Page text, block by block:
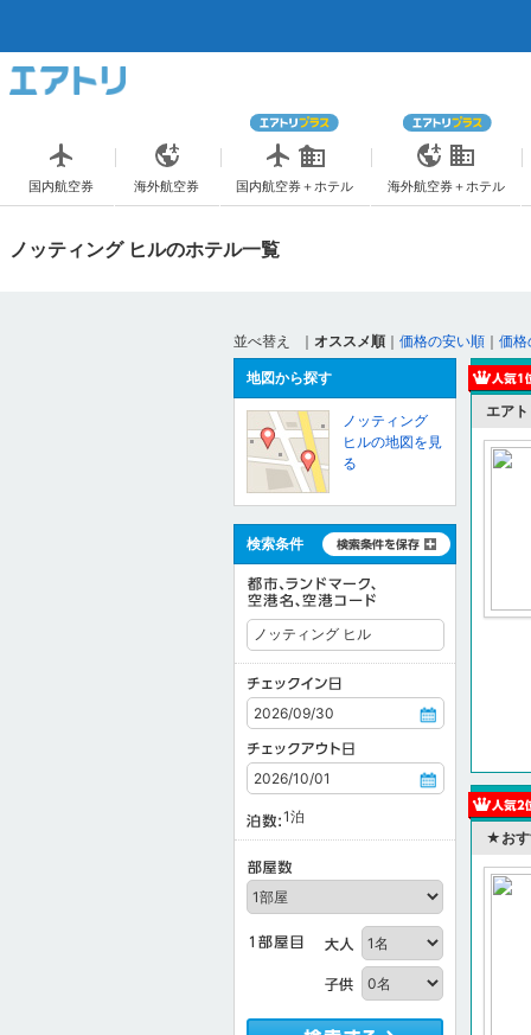
国内航空券 海外航空券 国内航空券＋ホテル 海外航空券＋ホテル
ノッティング ヒルのホテル一覧
並べ替え
｜ オススメ順 ｜ 価格の安い順 ｜ 価格
エア
★おす
地図から探す
ノッティング
ヒルの地図を見
る
検索条件
1泊